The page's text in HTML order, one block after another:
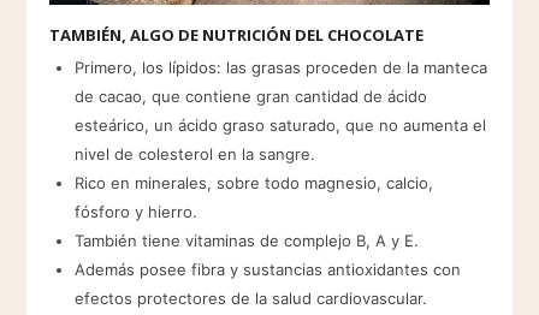
TAMBIÉN, ALGO DE NUTRICIÓN DEL CHOCOLATE
Primero, los lípidos: las grasas proceden de la manteca
de cacao, que contiene gran cantidad de ácido
esteárico, un ácido graso saturado, que no aumenta el
nivel de colesterol en la sangre.
Rico en minerales, sobre todo magnesio, calcio,
fósforo y hierro.
También tiene vitaminas de complejo B, A y E.
Además posee fibra y sustancias antioxidantes con
efectos protectores de la salud cardiovascular.